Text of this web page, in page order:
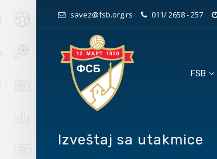
savez@fsb.org.rs 011/ 2658 - 257
FSB
Izveštaj sa utakmice